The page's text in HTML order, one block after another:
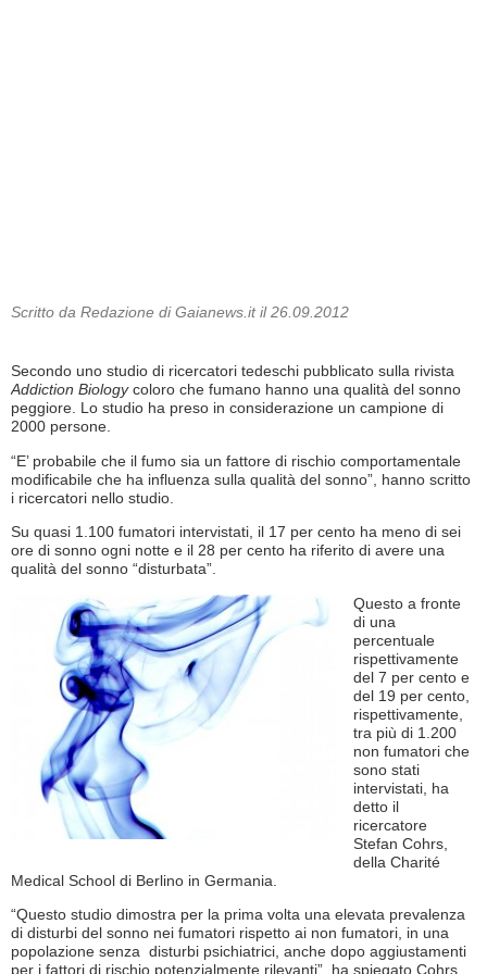
Scritto da Redazione di Gaianews.it il 26.09.2012
Secondo uno studio di ricercatori tedeschi pubblicato sulla rivista
Addiction Biologycoloro che fumano hanno una qualità del sonno
peggiore. Lo studio ha preso in considerazione un campione di
2000 persone.
“E’ probabile che il fumo sia un fattore di rischio comportamentale
modificabile che ha influenza sulla qualità del sonno”, hanno scritto
i ricercatori nello studio.
Su quasi 1.100 fumatori intervistati, il 17 per cento ha meno di sei
ore di sonno ogni notte e il 28 per cento ha riferito di avere una
qualità del sonno “disturbata”.
Questo a fronte
di una
percentuale
rispettivamente
del 7 per cento e
del 19 per cento,
rispettivamente,
tra più di 1.200
non fumatori che
sono stati
intervistati, ha
detto il
ricercatore
Stefan Cohrs,
della Charité
Medical School di Berlino in Germania.
“Questo studio dimostra per la prima volta una elevata prevalenza
di disturbi del sonno nei fumatori rispetto ai non fumatori, in una
popolazione senza disturbi psichiatrici, anche dopo aggiustamenti
per i fattori di rischio potenzialmente rilevanti”, ha spiegato Cohrs.